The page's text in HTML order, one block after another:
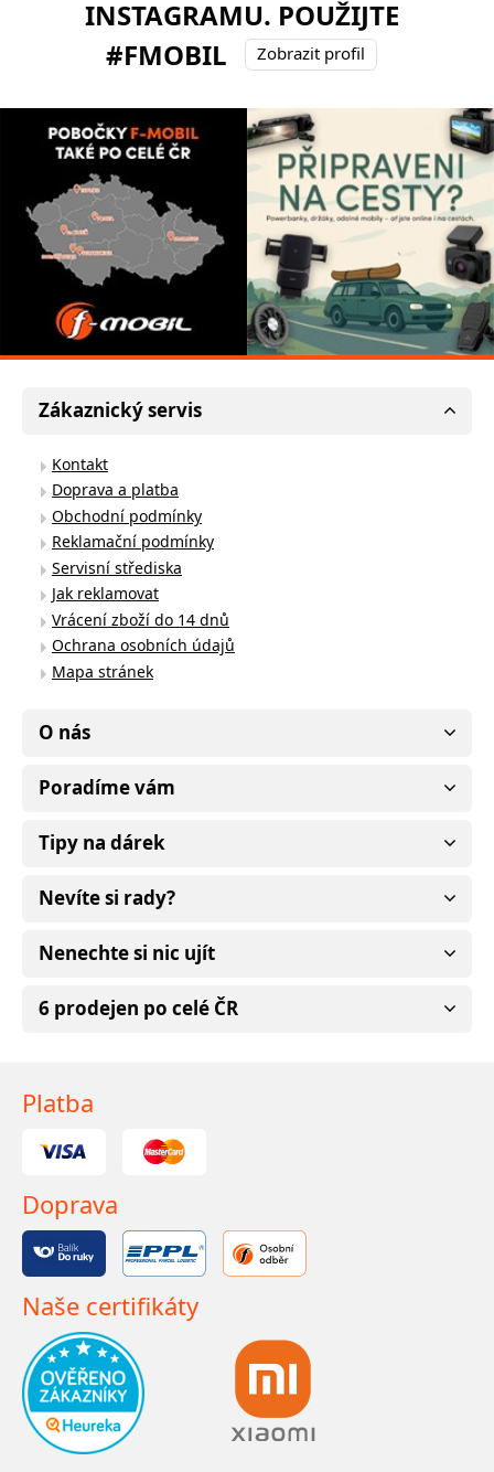
INSTAGRAMU. POUŽIJTE
#FMOBIL
Zobrazit profil
Zákaznický servis
Kontakt
Doprava a platba
Obchodní podmínky
Reklamační podmínky
Servisní střediska
Jak reklamovat
Vrácení zboží do 14 dnů
Ochrana osobních údajů
Mapa stránek
O nás
Poradíme vám
Tipy na dárek
Nevíte si rady?
Nenechte si nic ujít
6 prodejen po celé ČR
Platba
Doprava
Naše certifikáty